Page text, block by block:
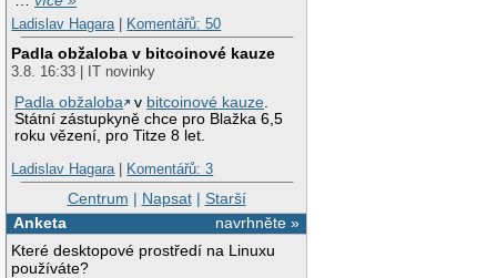
Ladislav Hagara| Komentářů: 50
Padla obžaloba v bitcoinové kauze
3.8. 16:33 | IT novinky
Padla obžaloba
v bitcoinové kauze.
Státní zástupkyně chce pro Blažka 6,5
roku vězení, pro Titze 8 let.
Ladislav Hagara| Komentářů: 3
Centrum | Napsat| Starší
navrhněte »
Anketa
Které desktopové prostředí na Linuxu
používáte?